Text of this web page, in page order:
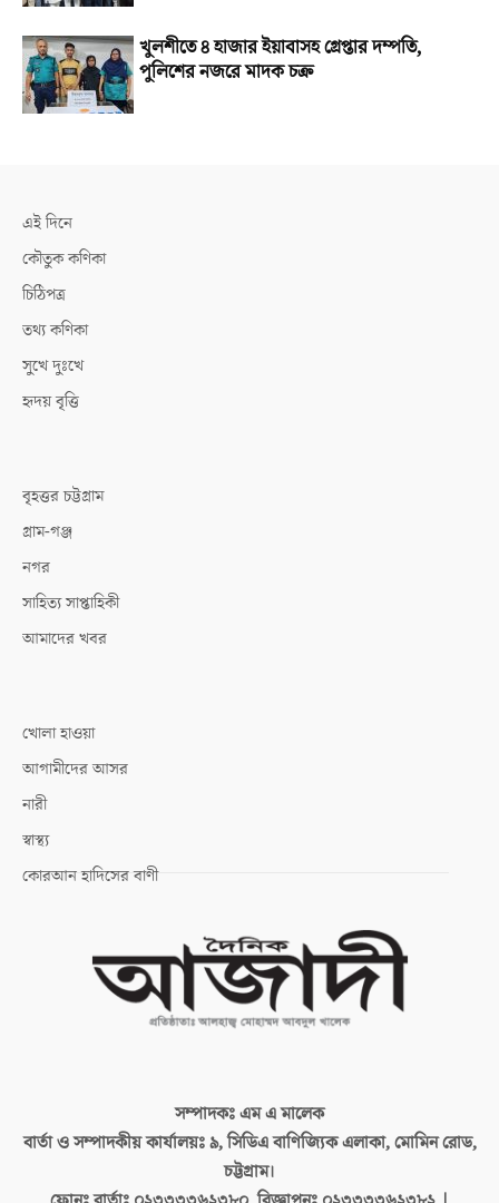
খুলশীতে ৪ হাজার ইয়াবাসহ গ্রেপ্তার দম্পতি,
পুলিশের নজরে মাদক চক্র
এই দিনে
কৌতুক কণিকা
চিঠিপত্র
তথ্য কণিকা
সুখে দুঃখে
হৃদয় বৃত্তি
বৃহত্তর চট্টগ্রাম
গ্রাম-গঞ্জ
নগর
সাহিত্য সাপ্তাহিকী
আমাদের খবর
খোলা হাওয়া
আগামীদের আসর
নারী
স্বাস্থ্য
কোরআন হাদিসের বাণী
সম্পাদকঃএম এ মালেক
বার্তা ও সম্পাদকীয় কার্যালয়ঃ৯, সিডিএ বাণিজ্যিক এলাকা, মোমিন রোড,
চট্টগ্রাম।